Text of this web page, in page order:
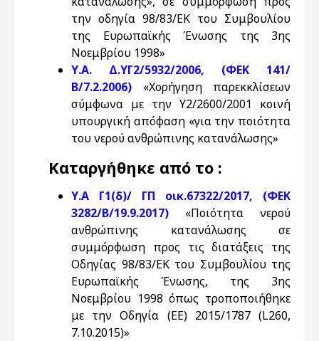
την οδηγία 98/83/ΕΚ του Συμβουλίου
της Ευρωπαϊκής Ένωσης της 3ης
Νοεμβρίου 1998»
Υ.Α. Δ.ΥΓ2/5932/2006, (ΦΕΚ 141/
Β/7.2.2006) «Χορήγηση παρεκκλίσεων
σύμφωνα με την Υ2/2600/2001 κοινή
υπουργική απόφαση «για την ποιότητα
του νερού ανθρώπινης κατανάλωσης»
Καταργήθηκε από το :
Υ.Α Γ1(δ)/ ΓΠ οικ.67322/2017, (ΦΕΚ
3282/Β/19.9.2017) «Ποιότητα νερού
ανθρώπινης κατανάλωσης σε
συμμόρφωση προς τις διατάξεις της
Οδηγίας 98/83/ΕΚ του Συμβουλίου της
Ευρωπαϊκής Ένωσης, της 3ης
Νοεμβρίου 1998 όπως τροποποιήθηκε
με την Οδηγία (ΕΕ) 2015/1787 (L260,
7.10.2015)»